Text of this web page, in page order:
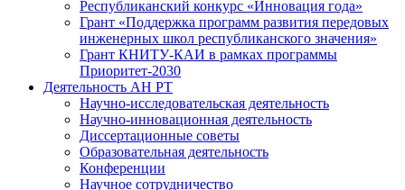
Республиканский конкурс «Инновация года»
Грант «Поддержка программ развития передовых
инженерных школ республиканского значения»
Грант КНИТУ-КАИ в рамках программы
Приоритет-2030
Деятельность АН РТ
Научно-исследовательская деятельность
Научно-инновационная деятельность
Диссертационные советы
Образовательная деятельность
Конференции
Научное сотрудничество